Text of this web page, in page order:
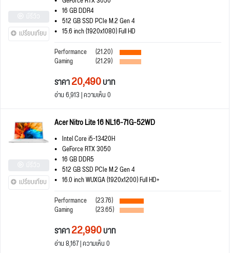
เปรียบเทียบ
16 GB DDR4
512 GB SSD PCIe M.2 Gen 4
15.6 inch (1920x1080) Full HD
Performance
(21.20)
Gaming (21.29)
ราคา20,490บาท
อ่าน 6,913 | ความเห็น 0
เปรียบเทียบ
Acer Nitro Lite 16 NL16-71G-52WD
Intel Core i5-13420H
GeForce RTX 3050
16 GB DDR5
512 GB SSD PCIe M.2 Gen 4
16.0 inch WUXGA (1920x1200) Full HD+
Performance
(23.76)
Gaming (23.65)
ราคา22,990บาท
อ่าน 8,167 | ความเห็น 0